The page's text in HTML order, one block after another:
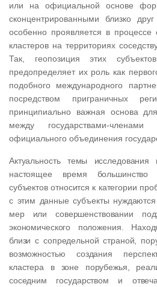
или на официальной основе
сконцентрированными близко
особенно проявляется в процессе
кластеров на территориях
Так, геопозиция этих
предопределяет их роль как
подобного международного
посредством приграничных
принципиально важная основа для
между государствами-
официального объединения
Актуальность темы
настоящее время большинство
субъектов относится к категории
с этим данные субъекты нуждаются
мер или совершенствовании
экономического положения.
близи с сопредельной страной,
возможностью создания
кластера в зоне порубежья,
соседним государством и